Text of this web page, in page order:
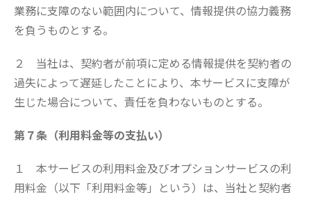
業務に支障のない範囲内について、情報提供の協力義務
を負うものとする。
２ 当社は、契約者が前項に定める情報提供を契約者の
過失によって遅延したことにより、本サービスに支障が
生じた場合について、責任を負わないものとする。
第７条（利用料金等の支払い）
１ 本サービスの利用料金及びオプションサービスの利
用料金（以下「利用料金等」という）は、当社と契約者